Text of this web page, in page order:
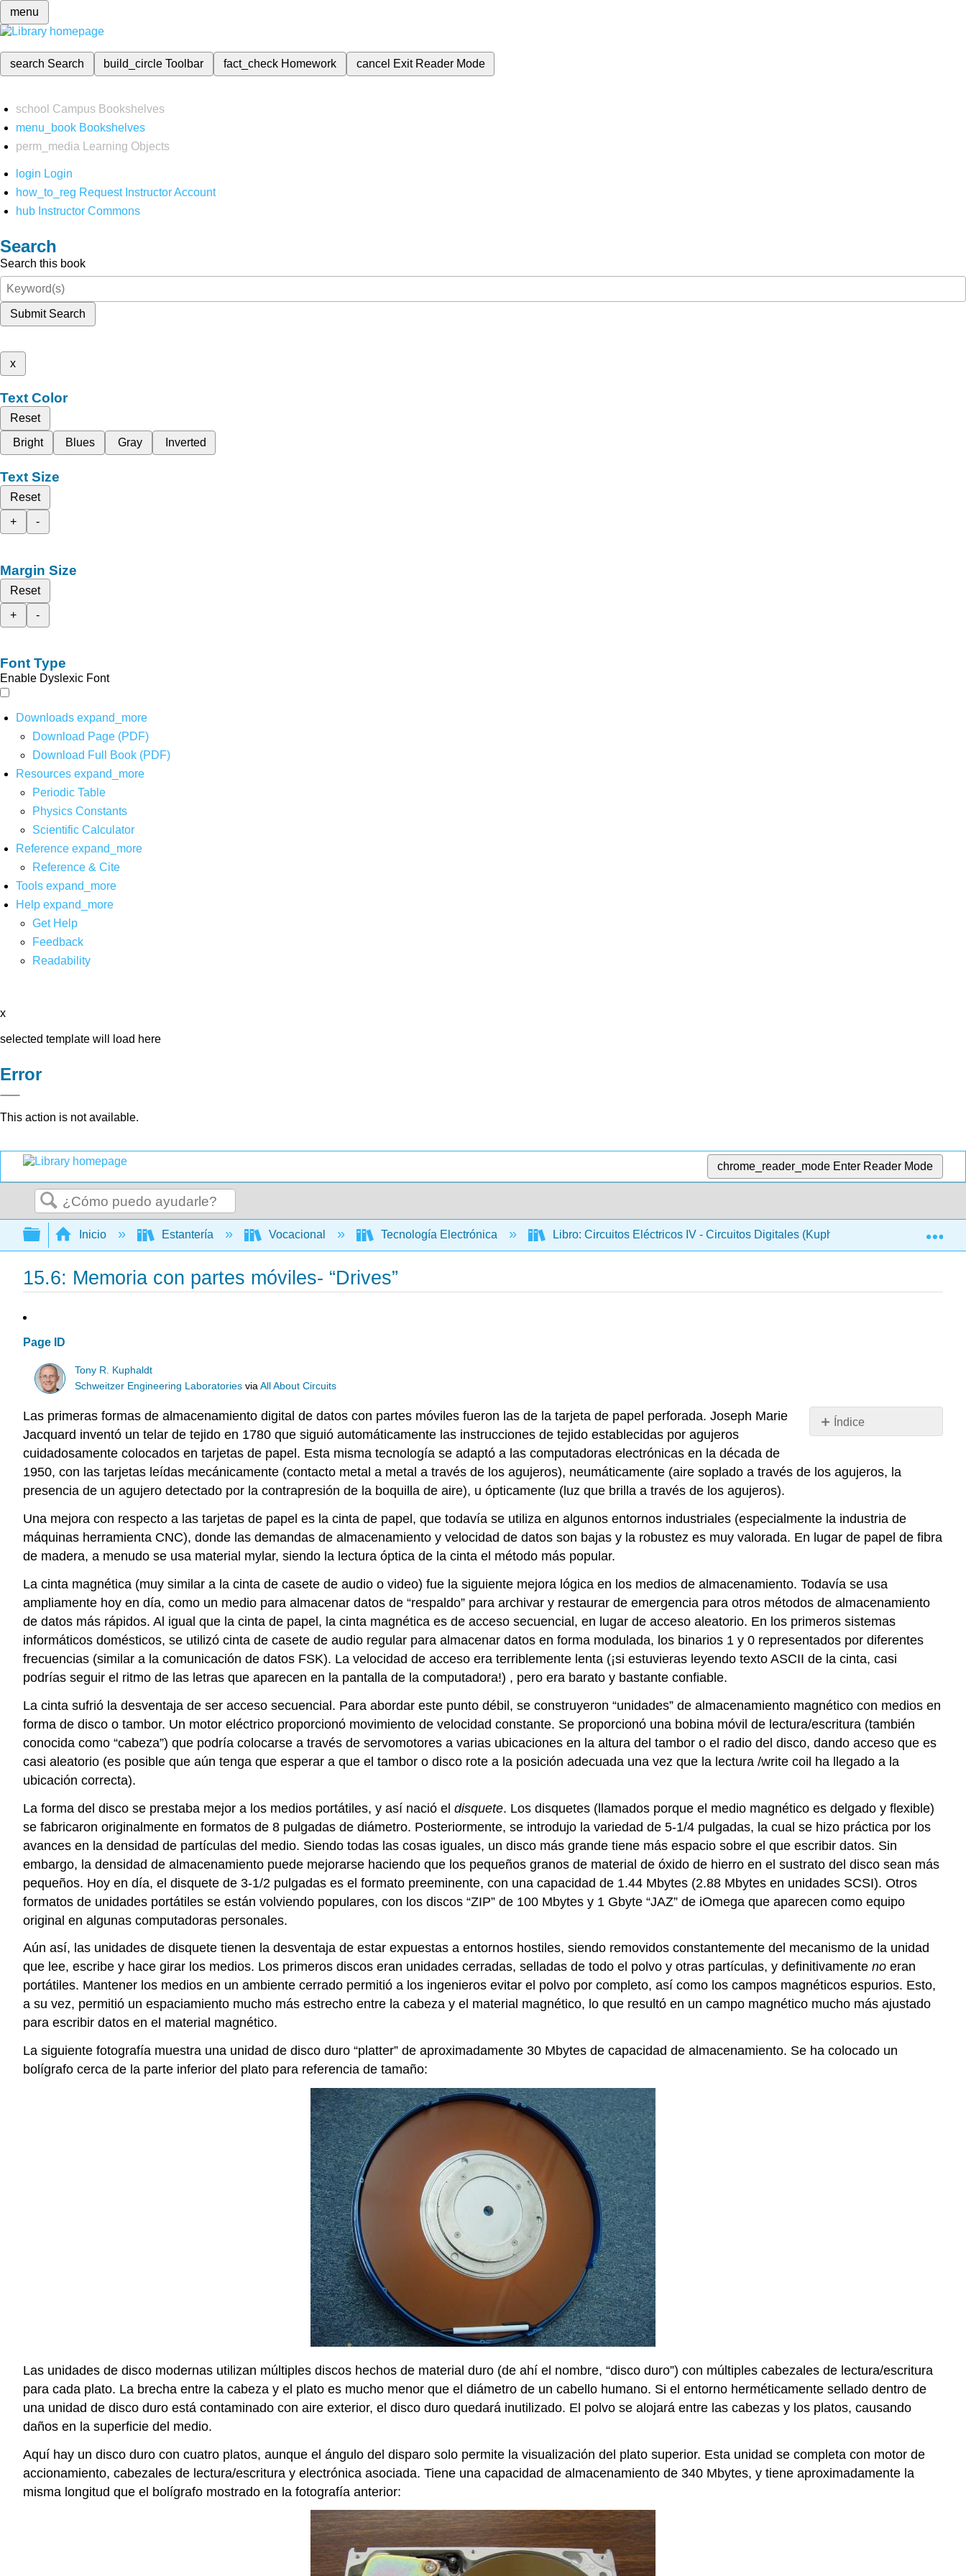
menu
search Search build_circleToolbar fact_check Homework cancel Exit Reader Mode
school Campus Bookshelves
menu_book Bookshelves
perm_media
Learning Objects
login Login
how_to_reg Request Instructor Account
hub Instructor Commons
Search
Search this book
Submit Search
x
Text Color
Reset
Bright
Blues Gray Inverted
Text Size
Reset
+
-
Margin Size
Reset
+
-
Font Type
Enable Dyslexic Font
Downloads expand_more
Download Page (PDF)
Download Full Book (PDF)
Resources expand_more
Periodic Table
Physics Constants
Scientific Calculator
Reference expand_more
Reference & Cite
Tools expand_more
Help expand_more
Get Help
Feedback
Readability
x
selected template will load here
Error
This action is not available.
chrome_reader_mode Enter Reader Mode
Buscar
Expandir/contraer jerarquía global
Inicio Estantería Vocacional Tecnología Electrónica Libro: Circuitos Eléctricos IV - Circuitos Digitales (Kuphaldt) 15:
15.6: Memoria con partes móviles- “Drives”
Page ID
Tony R. Kuphaldt
Schweitzer Engineering Laboratories viaAll About Circuits
Índice
Sin
Las primeras formas de almacenamiento digital de datos con partes móviles fueron las de la tarjeta de papel perforada. Joseph Marie
Jacquard inventó un telar de tejido en 1780 que siguió automáticamente las instrucciones de tejido establecidas por agujeros
cuidadosamente colocados en tarjetas de papel. Esta misma tecnología se adaptó a las computadoras electrónicas en la década de
1950, con las tarjetas leídas mecánicamente (contacto metal a metal a través de los agujeros), neumáticamente (aire soplado a través de los agujeros, la
presencia de un agujero detectado por la contrapresión de la boquilla de aire), u ópticamente (luz que brilla a través de los agujeros).
Una mejora con respecto a las tarjetas de papel es la cinta de papel, que todavía se utiliza en algunos entornos industriales (especialmente la industria de
máquinas herramienta CNC), donde las demandas de almacenamiento y velocidad de datos son bajas y la robustez es muy valorada. En lugar de papel de fibra
de madera, a menudo se usa material mylar, siendo la lectura óptica de la cinta el método más popular.
La cinta magnética (muy similar a la cinta de casete de audio o video) fue la siguiente mejora lógica en los medios de almacenamiento. Todavía se usa
ampliamente hoy en día, como un medio para almacenar datos de “respaldo” para archivar y restaurar de emergencia para otros métodos de almacenamiento
de datos más rápidos. Al igual que la cinta de papel, la cinta magnética es de acceso secuencial, en lugar de acceso aleatorio. En los primeros sistemas
informáticos domésticos, se utilizó cinta de casete de audio regular para almacenar datos en forma modulada, los binarios 1 y 0 representados por diferentes
frecuencias (similar a la comunicación de datos FSK). La velocidad de acceso era terriblemente lenta (¡si estuvieras leyendo texto ASCII de la cinta, casi
podrías seguir el ritmo de las letras que aparecen en la pantalla de la computadora!) , pero era barato y bastante confiable.
La cinta sufrió la desventaja de ser acceso secuencial. Para abordar este punto débil, se construyeron “unidades” de almacenamiento magnético con medios en
forma de disco o tambor. Un motor eléctrico proporcionó movimiento de velocidad constante. Se proporcionó una bobina móvil de lectura/escritura (también
conocida como “cabeza”) que podría colocarse a través de servomotores a varias ubicaciones en la altura del tambor o el radio del disco, dando acceso que es
casi aleatorio (es posible que aún tenga que esperar a que el tambor o disco rote a la posición adecuada una vez que la lectura /write coil ha llegado a la
ubicación correcta).
La forma del disco se prestaba mejor a los medios portátiles, y así nació el disquete. Los disquetes (llamados porque el medio magnético es delgado y flexible)
se fabricaron originalmente en formatos de 8 pulgadas de diámetro. Posteriormente, se introdujo la variedad de 5-1/4 pulgadas, la cual se hizo práctica por los
avances en la densidad de partículas del medio. Siendo todas las cosas iguales, un disco más grande tiene más espacio sobre el que escribir datos. Sin
embargo, la densidad de almacenamiento puede mejorarse haciendo que los pequeños granos de material de óxido de hierro en el sustrato del disco sean más
pequeños. Hoy en día, el disquete de 3-1/2 pulgadas es el formato preeminente, con una capacidad de 1.44 Mbytes (2.88 Mbytes en unidades SCSI). Otros
formatos de unidades portátiles se están volviendo populares, con los discos “ZIP” de 100 Mbytes y 1 Gbyte “JAZ” de iOmega que aparecen como equipo
original en algunas computadoras personales.
Aún así, las unidades de disquete tienen la desventaja de estar expuestas a entornos hostiles, siendo removidos constantemente del mecanismo de la unidad
que lee, escribe y hace girar los medios. Los primeros discos eran unidades cerradas, selladas de todo el polvo y otras partículas, y definitivamente no eran
portátiles. Mantener los medios en un ambiente cerrado permitió a los ingenieros evitar el polvo por completo, así como los campos magnéticos espurios. Esto,
a su vez, permitió un espaciamiento mucho más estrecho entre la cabeza y el material magnético, lo que resultó en un campo magnético mucho más ajustado
para escribir datos en el material magnético.
La siguiente fotografía muestra una unidad de disco duro “platter” de aproximadamente 30 Mbytes de capacidad de almacenamiento. Se ha colocado un
bolígrafo cerca de la parte inferior del plato para referencia de tamaño:
Las unidades de disco modernas utilizan múltiples discos hechos de material duro (de ahí el nombre, “disco duro”) con múltiples cabezales de lectura/escritura
para cada plato. La brecha entre la cabeza y el plato es mucho menor que el diámetro de un cabello humano. Si el entorno herméticamente sellado dentro de
una unidad de disco duro está contaminado con aire exterior, el disco duro quedará inutilizado. El polvo se alojará entre las cabezas y los platos, causando
daños en la superficie del medio.
Aquí hay un disco duro con cuatro platos, aunque el ángulo del disparo solo permite la visualización del plato superior. Esta unidad se completa con motor de
accionamiento, cabezales de lectura/escritura y electrónica asociada. Tiene una capacidad de almacenamiento de 340 Mbytes, y tiene aproximadamente la
misma longitud que el bolígrafo mostrado en la fotografía anterior: